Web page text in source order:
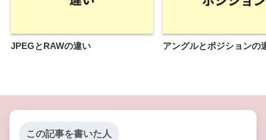
JPEGとRAWの違い アングルとポジションの
この記事を書いた人